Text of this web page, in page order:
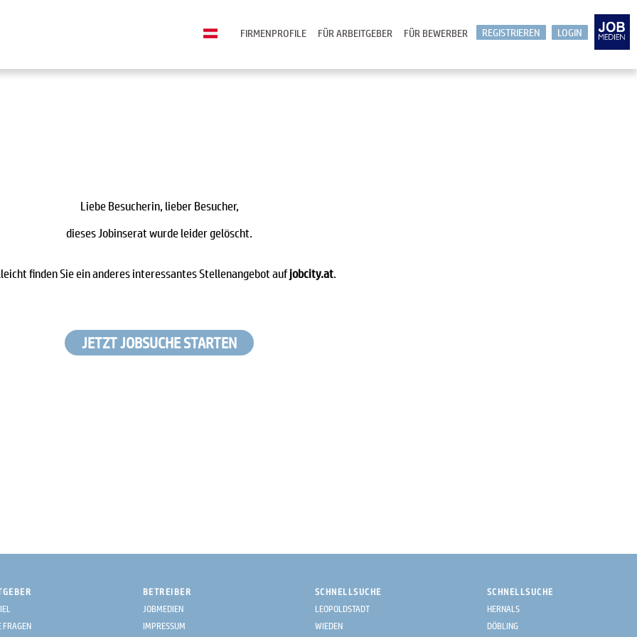
LOGIN
REGISTRIEREN
FÜR BEWERBER
FÜR ARBEITGEBER
FIRMENPROFILE
Liebe Besucherin, lieber Besucher,
dieses Jobinserat wurde leider gelöscht.
finden Sie ein anderes interessantes Stellenangebot aufjobcity.at.
JETZT JOBSUCHE STARTEN
FRAGEN
BETREIBER
JOBMEDIEN
IMPRESSUM
SCHNELLSUCHE
LEOPOLDSTADT
WIEDEN
SCHNELLSUCHE
HERNALS
DÖBLING